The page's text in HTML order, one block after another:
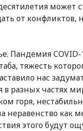
может
от
Пандемия
тяжесть
нас
в разных частях
горя,
неравенство как
этого будут